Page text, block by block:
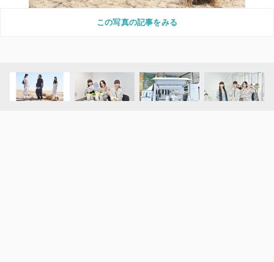
この写真の記事をみる